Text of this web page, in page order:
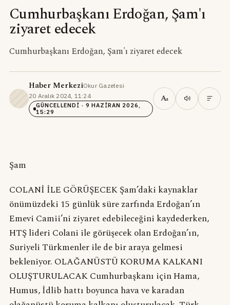
Cumhurbaşkanı Erdoğan, Şam'ı
ziyaret edecek
Cumhurbaşkanı Erdoğan, Şam'ı ziyaret edecek
Haber MerkeziOkur Gazetesi·
20 Aralık 2024, 11:24·
GÜNCELLENDI · 9 HAZIRAN 2026,
15:29
Aa
Şam
COLANİ İLE GÖRÜŞECEK Şam’daki kaynaklar
önümüzdeki 15 günlük süre zarfında Erdoğan’ın
Emevi Camii’ni ziyaret edebileceğini kaydederken,
HTŞ lideri Colani ile görüşecek olan Erdoğan’ın,
Suriyeli Türkmenler ile de bir araya gelmesi
bekleniyor. OLAĞANÜSTÜ KORUMA KALKANI
OLUŞTURULACAK Cumhurbaşkanı için Hama,
Humus, İdlib hattı boyunca hava ve karadan